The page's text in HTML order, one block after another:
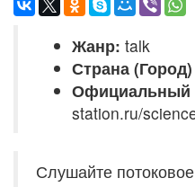
Жанр: talk
Страна
Официальный
station.ru/
Слушайте